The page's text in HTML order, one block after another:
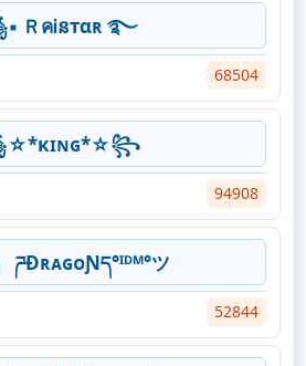
ＲคᎥនтαʀ ࿐
68504
94908
ཌĐʀᴀɢᴏƝད°ᴵᴰᴹ°ツ
52844